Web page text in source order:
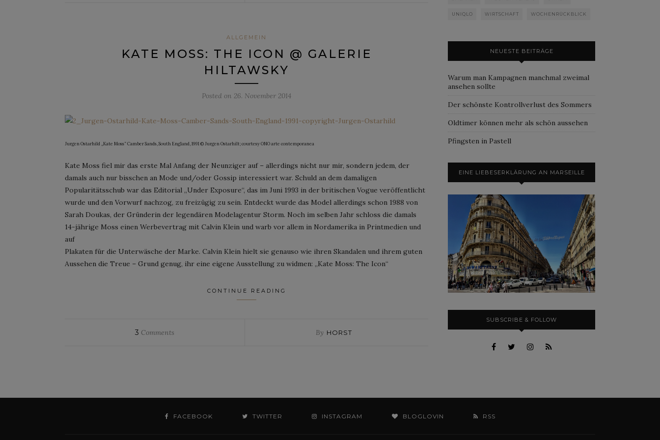
ALLGEMEIN
KATE MOSS: THE ICON @ GALERIE
HILTAWSKY
Posted on 26. November 2014
Jurgen Ostarhild „Kate Moss“ Camber Sands, South England, 1991 © Jurgen Ostarhilt; courtesy ONO arte contemporanea
Kate Moss fiel mir das erste Mal Anfang der Neunziger auf – allerdings nicht nur mir, sondern jedem, der
damals auch nur bisschen an Mode und/oder Gossip interessiert war. Schuld an dem damaligen
Popularitätsschub war das Editorial „Under Exposure“, das im Juni 1993 in der britischen Vogue veröffentlicht
wurde und den Vorwurf nachzog, zu freizügig zu sein. Entdeckt wurde das Model allerdings schon 1988 von
Sarah Doukas, der Gründerin der legendären Modelagentur Storm. Noch im selben Jahr schloss die damals
14-jährige Moss einen Werbevertrag mit Calvin Klein und warb vor allem in Nordamerika in Printmedien und
auf
Plakaten für die Unterwäsche der Marke. Calvin Klein hielt sie genauso wie ihren Skandalen und ihrem guten
Aussehen die Treue – Grund genug, ihr eine eigene Ausstellung zu widmen: „Kate Moss: The Icon“
CONTINUE READING
3 Comments By HORST
UNIQLO WIRTSCHAFT WOCHENRÜCKBLICK
NEUESTE BEITRÄGE
Warum man Kampagnen manchmal zweimal
ansehen sollte
Der schönste Kontrollverlust des Sommers
Oldtimer können mehr als schön aussehen
Pfingsten in Pastell
EINE LIEBESERKLÄRUNG AN MARSEILLE
SUBSCRIBE & FOLLOW
FACEBOOK TWITTER INSTAGRAM BLOGLOVIN RSS